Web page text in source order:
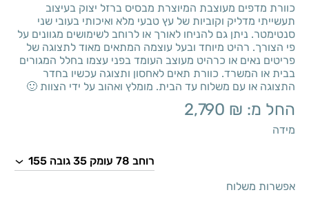
כוורת מדפים מעוצבת המיוצרת מבסיס ברזל יצוק בעיצוב
תעשייתי מדליק וקוביות של עץ טבעי מלא ואיכותי בעובי שני
סנטימטר. ניתן גם להניחו לאורך או לרוחב לשימושים מגוונים על
פי הצורך. רהיט מיוחד ובעל עוצמה המתאים מאוד לתצוגה של
פריטים נאים או כרהיט מעוצב העומד בפני עצמו בחלל המגורים
בבית או המשרד. כוורת תאים לאחסון ותצוגה עכשיו בחדר
התצוגה או עם משלוח עד הבית. מומלץ ואהוב על ידי הצוות 🙂
החל מ: 2,790 ₪
מידה
אפשרות משלוח